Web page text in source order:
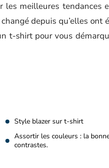
les meilleures tendances
depuis qu’elles ont
t-shirt pour vous
Style blazer sur t-shirt
Assortir les couleurs : la
contrastes.